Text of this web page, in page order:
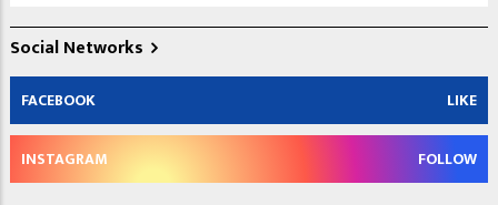
Social Networks
FACEBOOK LIKE
INSTAGRAM FOLLOW